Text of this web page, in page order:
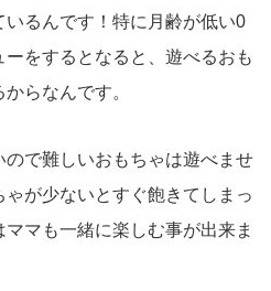
るんです！特に月齢が低い0
をするとなると、遊べるおも
らなんです。
ので難しいおもちゃは遊べませ
が少ないとすぐ飽きてしまっ
マも一緒に楽しむ事が出来ま